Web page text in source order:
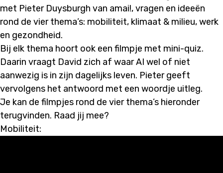
met Pieter Duysburgh van amai!, vragen en ideeën
rond de vier thema’s: mobiliteit, klimaat & milieu, werk
en gezondheid.
Bij elk thema hoort ook een filmpje met mini-quiz.
Daarin vraagt David zich af waar AI wel of niet
aanwezig is in zijn dagelijks leven. Pieter geeft
vervolgens het antwoord met een woordje uitleg.
Je kan de filmpjes rond de vier thema’s hieronder
terugvinden. Raad jij mee?
Mobiliteit: